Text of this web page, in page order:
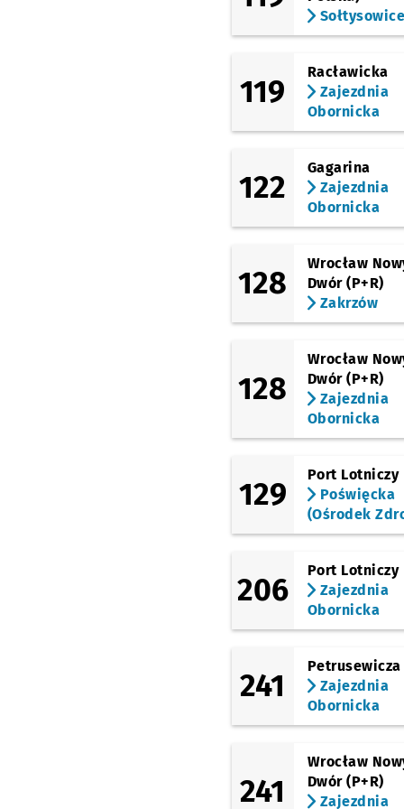
(Borowska)
Uniwersytet
(Kamienna)
Drukarska
Hallera
(Racławicka)
Racławicka (Szkoła)
Modlińska
(Racławicka)
Rymarska
Racławicka
(Aleja Piastów)
Bukowskiego NŻ
Stanki
(Aleja Piastów)
Kadłubka
(Solskiego)
Wiejska
(Solskiego)
Solskiego
(Grabiszyńska)
Oporów
(Grabiszyńska)
Grabiszyńska
(Grabiszyńska)
(Klecińska)
Sołtysowice
119
Racławicka
Zajezdnia
Obornicka
122
Gagarina
Zajezdnia
Obornicka
128
Wrocław
Dwór (P+R)
Zakrzów
128
Wrocław
Dwór (P+R)
Zajezdnia
Obornicka
129
Port Lotniczy
Poświęcka
(Ośrodek
206
Port Lotniczy
Zajezdnia
Obornicka
241
Petrusewicza
Zajezdnia
Obornicka
241
Wrocław
Dwór (P+R)
Zajezdnia